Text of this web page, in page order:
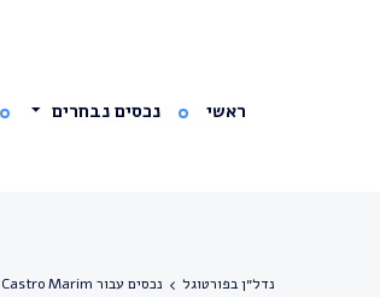
ראשי נכסים נבחרים
נדל״ן בפורטוגל נכסים עבור Castro Marim